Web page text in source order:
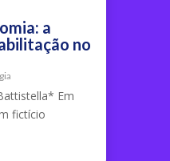
a
no
Em
fictício